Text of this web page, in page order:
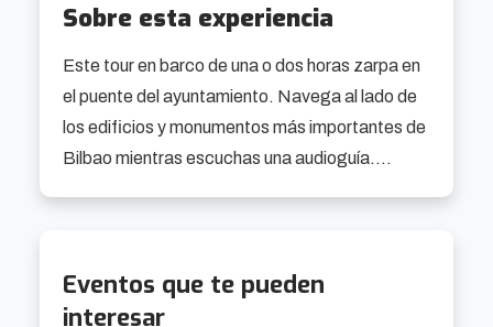
Sobre esta experiencia
Este tour en barco de una o dos horas zarpa en
el puente del ayuntamiento. Navega al lado de
los edificios y monumentos más importantes de
Bilbao mientras escuchas una audioguía.
perspectiva de esta bonita ciudad desde el
estuario. El barco tiene una capacidad para
Eventos que te pueden
interesar